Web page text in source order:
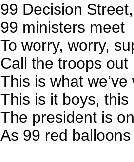
99 Decision Street,
99 ministers meet
To worry, worry,
Call the troops out
This is what
This is it boys, this
The president is
As 99 red